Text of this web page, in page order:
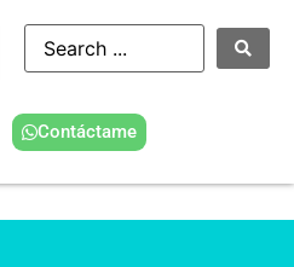
Contáctame